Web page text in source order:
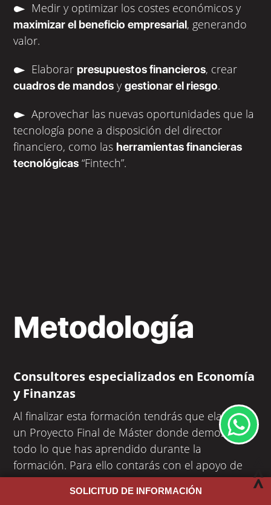
Medir y optimizar los costes económicos y
maximizar el beneficio empresarial, generando
valor.
Elaborarpresupuestos financieros, crear
cuadros de mandos ygestionar el riesgo.
Aprovechar las nuevas oportunidades que la
tecnología pone a disposición del director
financiero, como las herramientas financieras
tecnológicas “Fintech”.
Metodología
Consultores especializados en Economía
y Finanzas
Al finalizar esta formación tendrás que elaborar
un Proyecto Final de Máster donde demostrarás
todo lo que has aprendido durante la
formación. Para ello contarás con el apoyo de
expertos con una amplia trayectoria
profesional.
SOLICITUD DE INFORMACIÓN